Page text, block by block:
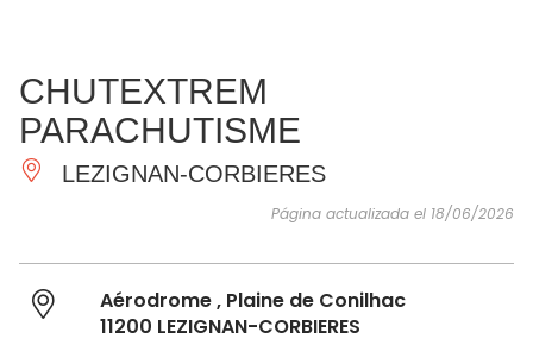
IMPRESCINDIBLES
HACER
CHUTEXTREM
PARACHUTISME
LEZIGNAN-CORBIERES
Página actualizada el 18/06/2026
Aérodrome , Plaine de Conilhac
11200 LEZIGNAN-CORBIERES